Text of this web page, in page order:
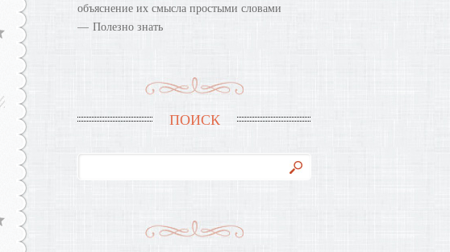
объяснение их смысла простыми словами
Полезно знать
ПОИСК